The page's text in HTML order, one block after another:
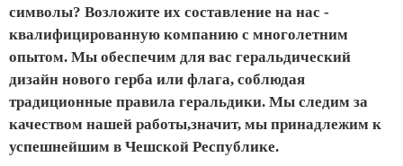
символы? Возложите их составление на нас -
квалифицированную компанию с многолетним
опытом. Мы обеспечим для вас геральдический
дизайн нового герба или флага, соблюдая
традиционные правила геральдики. Мы следим за
качеством нашей работы,значит, мы принадлежим к
успешнейшим в Чешской Республике.